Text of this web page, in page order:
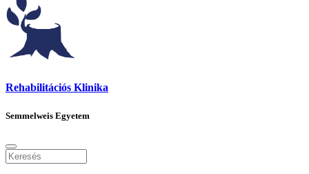
Rehabilitációs Klinika
Semmelweis Egyetem